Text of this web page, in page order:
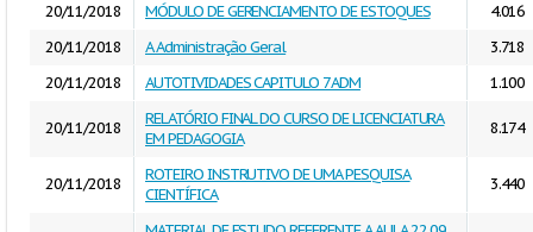
20/11/2018
MÓDULO DE GERENCIAMENTO DE ESTOQUES
4.016
20/11/2018
A Administração Geral
3.718
20/11/2018
AUTOTIVIDADES CAPITULO 7ADM 1.100
20/11/2018
RELATÓRIO FINAL DO CURSO DE LICENCIATURA
EM PEDAGOGIA
8.174
20/11/2018
ROTEIRO INSTRUTIVO DE UMA PESQUISA
CIENTÍFICA
3.440